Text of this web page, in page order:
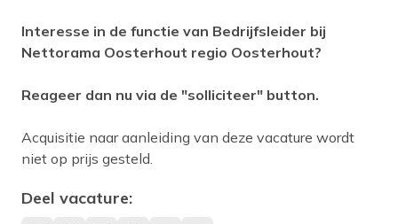
Interesse in de functie van Bedrijfsleider bij
Nettorama Oosterhout regio Oosterhout?
Reageer dan nu via de "solliciteer" button.
Acquisitie naar aanleiding van deze vacature wordt
niet op prijs gesteld.
Deel vacature: